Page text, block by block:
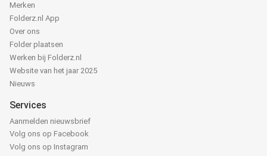
Merken
Folderz.nl App
Over ons
Folder plaatsen
Werken bij Folderz.nl
Website van het jaar 2025
Nieuws
Services
Aanmelden nieuwsbrief
Volg ons op Facebook
Volg ons op Instagram